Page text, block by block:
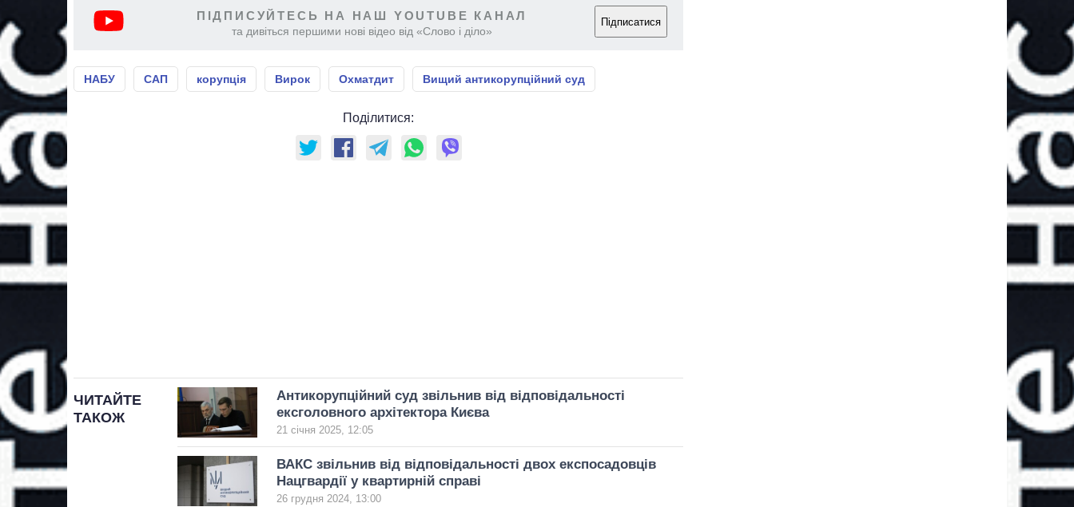
ПІДПИСУЙТЕСЬ НА НАШ YOUTUBE КАНАЛ
та дивіться першими нові відео від «Слово і діло»
Підписатися
НАБУ САП корупція Вирок Охматдит Вищий антикорупційний суд
Поділитися:
ЧИТАЙТЕ
ТАКОЖ
Антикорупційний суд звільнив від відповідальності
ексголовного архітектора Києва
21 січня 2025, 12:05
ВАКС звільнив від відповідальності двох експосадовців
Нацгвардії у квартирній справі
26 грудня 2024, 13:00